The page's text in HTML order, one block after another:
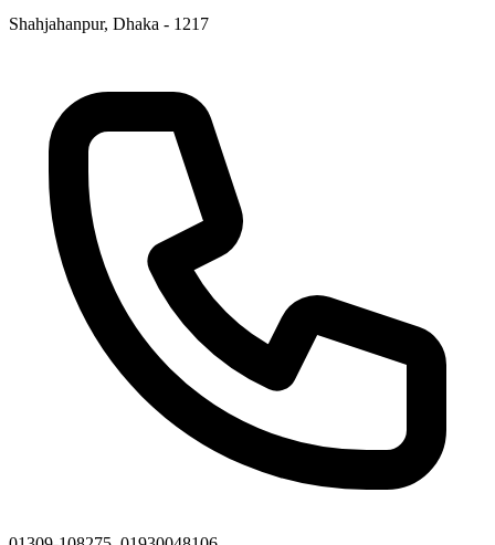
Shahjahanpur, Dhaka - 1217